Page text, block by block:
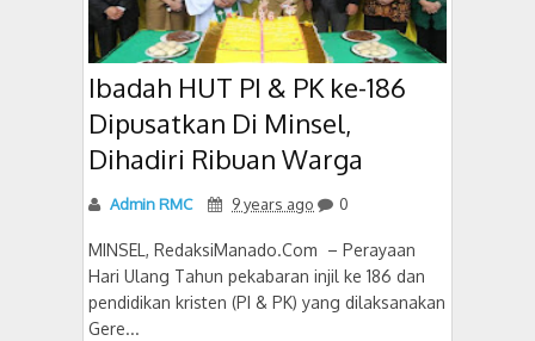
Ibadah HUT PI & PK ke-186
Dipusatkan Di Minsel,
Dihadiri Ribuan Warga
Admin RMC 9 years ago 0
MINSEL, RedaksiManado.Com – Perayaan
Hari Ulang Tahun pekabaran injil ke 186 dan
pendidikan kristen (PI & PK) yang dilaksanakan
Gere...